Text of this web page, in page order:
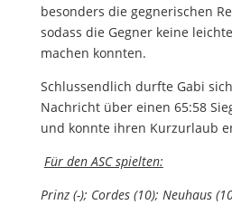
besonders die gegnerischen
sodass die Gegner keine
machen konnten.
Schlussendlich durfte Gabi
Nachricht über einen 65:58
und konnte ihren Kurzurlaub
Für den ASC spielten:
Prinz (-); Cordes (10); Neuhaus